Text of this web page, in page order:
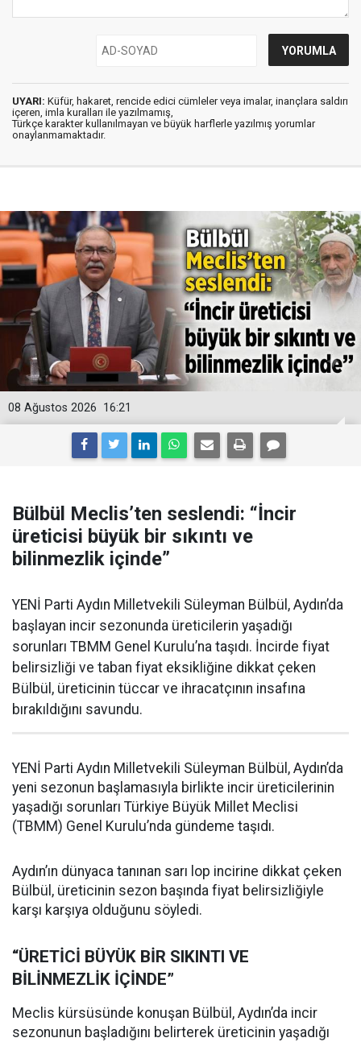
UYARI: Küfür, hakaret, rencide edici cümleler veya imalar, inançlara saldırı
içeren, imla kuralları ile yazılmamış,
Türkçe karakter kullanılmayan ve büyük harflerle yazılmış yorumlar
onaylanmamaktadır.
16:21
08 Ağustos 2026
Bülbül Meclis’ten seslendi: “İncir
üreticisi büyük bir sıkıntı ve
bilinmezlik içinde”
YENİ Parti Aydın Milletvekili Süleyman Bülbül, Aydın’da
başlayan incir sezonunda üreticilerin yaşadığı
sorunları TBMM Genel Kurulu’na taşıdı. İncirde fiyat
belirsizliği ve taban fiyat eksikliğine dikkat çeken
Bülbül, üreticinin tüccar ve ihracatçının insafına
bırakıldığını savundu.
YENİ Parti Aydın Milletvekili Süleyman Bülbül, Aydın’da
yeni sezonun başlamasıyla birlikte incir üreticilerinin
yaşadığı sorunları Türkiye Büyük Millet Meclisi
(TBMM) Genel Kurulu’nda gündeme taşıdı.
Aydın’ın dünyaca tanınan sarı lop incirine dikkat çeken
Bülbül, üreticinin sezon başında fiyat belirsizliğiyle
karşı karşıya olduğunu söyledi.
“ÜRETİCİ BÜYÜK BİR SIKINTI VE
BİLİNMEZLİK İÇİNDE”
Meclis kürsüsünde konuşan Bülbül, Aydın’da incir
sezonunun başladığını belirterek üreticinin yaşadığı